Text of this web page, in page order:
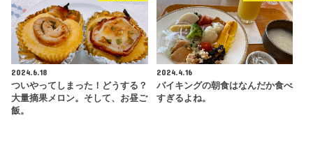
2024.6.18
ついやってしまった！どうする？
大量摘果メロン。そして、お昼ご
飯。
2024.4.16
バイキングの朝食はなんだか食べ
すぎるよね。